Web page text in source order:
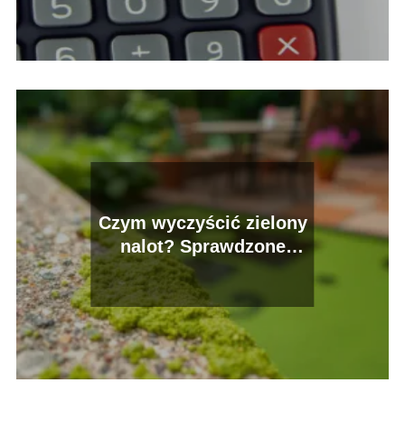
Czym wyczyścić zielony
nalot? Sprawdzone
metody i porady